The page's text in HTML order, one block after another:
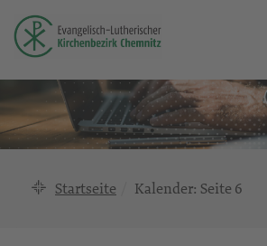
Startseite Kalender: Seite 6